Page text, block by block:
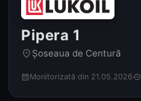
Pipera 1
place Șoseaua de Centură
calendar_month Monitorizată din 21.05.2026history